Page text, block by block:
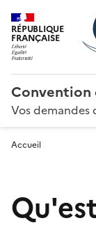
RÉPUBLIQUE
FRANÇAISE
Convention
Vos demandes
Accueil